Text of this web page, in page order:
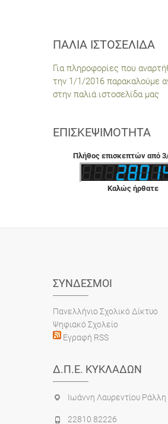
ΠΑΛΙΆ ΙΣΤΟΣΕΛΊΔΑ
Για πληροφορίες που
την 1/1/2016 παρακαλούμε
στην παλιά ιστοσελίδα μας
ΕΠΙΣΚΕΨΙΜΌΤΗΤΑ
Πλήθος επισκεπτών από
Καλώς ήρθατε
ΣΎΝΔΕΣΜΟΙ
Πανελλήνιο Σχολικό Δίκτυο
Ψηφιακό Σχολείο
Εγραφή RSS
Δ.Π.Ε. ΚΥΚΛΆΔΩΝ
Ιωάννη Λαυρεντίου
22810 82226